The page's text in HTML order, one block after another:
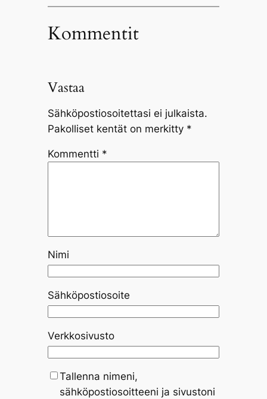
Kommentit
Vastaa
Sähköpostiosoitettasi ei julkaista.
Pakolliset kentät on merkitty *
Kommentti *
Nimi
Sähköpostiosoite
Verkkosivusto
Tallenna nimeni,
sähköpostiosoitteeni ja sivustoni